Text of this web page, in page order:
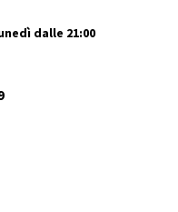
dalle 21:00